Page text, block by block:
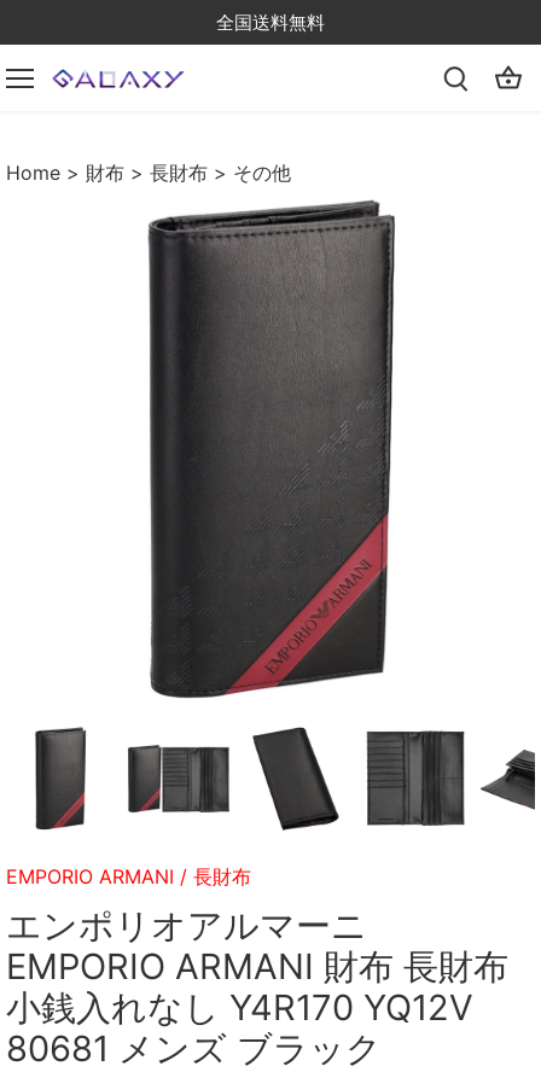
to
content
全国送料無料
Home > 財布 > 長財布 > その他
EMPORIO ARMANI / 長財布
エンポリオアルマーニ
EMPORIO ARMANI 財布 長財布
小銭入れなし Y4R170 YQ12V
80681 メンズ ブラック